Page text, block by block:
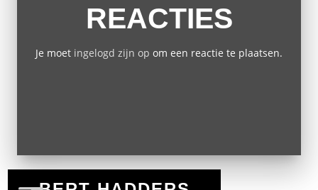
REACTIES
Je moet ingelogd zijn op om een reactie te plaatsen.